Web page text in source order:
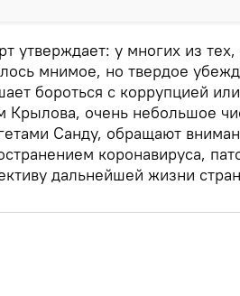
утверждает: у многих из
мнимое, но твердое
бороться с коррупцией
Крылова, очень небольшое
Санду, обращают
коронавируса,
дальнейшей жизни